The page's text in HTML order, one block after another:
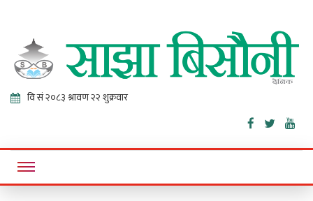
Sajha
Bisaunee
Online News Portal